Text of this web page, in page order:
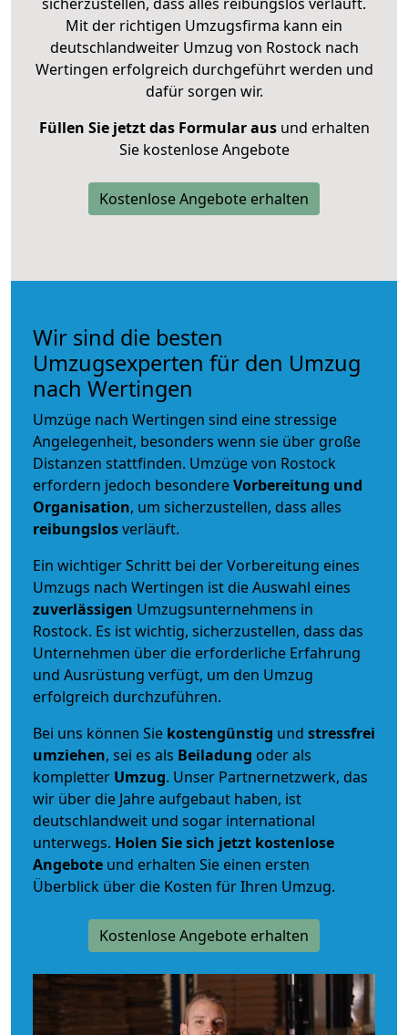
Mit der richtigen Umzugsfirma kann ein
deutschlandweiter Umzug von Rostock nach
Wertingen erfolgreich durchgeführt werden und
dafür sorgen wir.
Füllen Sie jetzt das Formular ausund erhalten
Sie kostenlose Angebote
Kostenlose Angebote erhalten
Wir sind die besten
Umzugsexperten für den Umzug
nach Wertingen
Umzüge nach Wertingen sind eine stressige
Angelegenheit, besonders wenn sie über große
Distanzen stattfinden. Umzüge von Rostock
erfordern jedoch besondereVorbereitung und
Organisation, um sicherzustellen, dass alles
reibungslosverläuft.
Ein wichtiger Schritt bei der Vorbereitung eines
Umzugs nach Wertingen ist die Auswahl eines
zuverlässigen Umzugsunternehmens in
Rostock. Es ist wichtig, sicherzustellen, dass das
Unternehmen über die erforderliche Erfahrung
und Ausrüstung verfügt, um den Umzug
erfolgreich durchzuführen.
Bei uns können Sie kostengünstig und stressfrei
umziehen, sei es als Beiladung oder als
kompletter Umzug. Unser Partnernetzwerk, das
wir über die Jahre aufgebaut haben, ist
deutschlandweit und sogar international
unterwegs. Holen Sie sich jetzt kostenlose
Angebote und erhalten Sie einen ersten
Überblick über die Kosten für Ihren Umzug.
Kostenlose Angebote erhalten